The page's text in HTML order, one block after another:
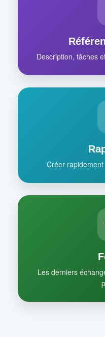
Description, tâches
Créer
Les derniers